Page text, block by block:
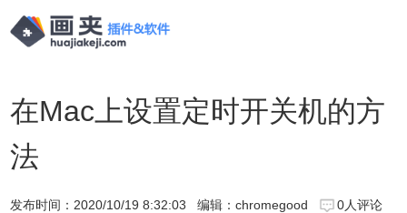
在Mac上设置定时开关机的方
法
发布时间： 2020/10/19 8:32:03 编辑：chromegood
0人评论